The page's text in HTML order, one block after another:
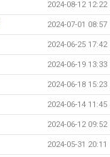
2024-08-12 12:22
2024-07-01 08:57
2024-06-25 17:42
2024-06-19 13:33
2024-06-18 15:23
2024-06-14 11:45
2024-06-12 09:52
2024-05-31 20:11